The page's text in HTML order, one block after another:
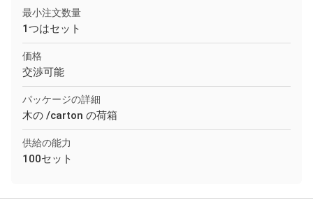
最小注文数量
1つはセット
価格
交渉可能
パッケージの詳細
木の /carton の荷箱
供給の能力
100セット